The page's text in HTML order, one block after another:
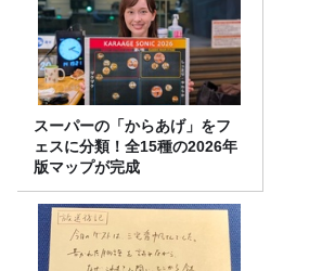
スーパーの「からあげ」をフ
ェスに分類！全15種の2026年
版マップが完成